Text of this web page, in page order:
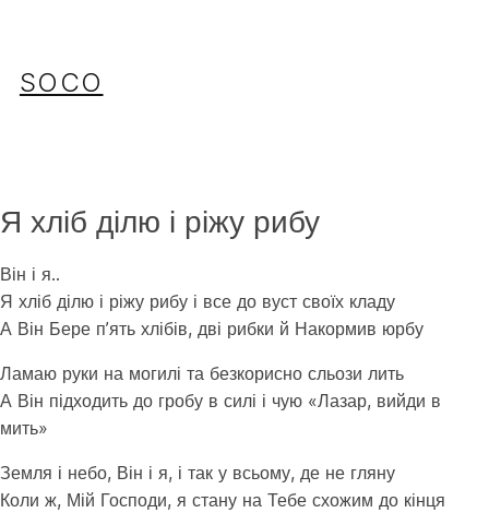
SOCO
Я хліб ділю і ріжу рибу
Він і я..
Я хліб ділю і ріжу рибу і все до вуст своїх кладу
А Він Бере п’ять хлібів, дві рибки й Накормив юрбу
Ламаю руки на могилі та безкорисно сльози лить
А Він підходить до гробу в силі і чую «Лазар, вийди в
мить»
Земля і небо, Він і я, і так у всьому, де не гляну
Коли ж, Мій Господи, я стану на Тебе схожим до кінця